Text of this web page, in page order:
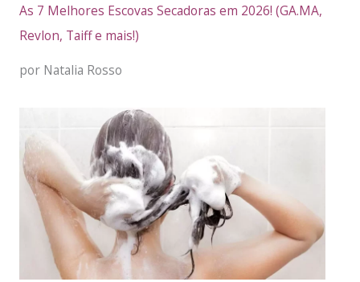
As 7 Melhores Escovas Secadoras em 2026! (GA.MA,
Revlon, Taiff e mais!)
por Natalia Rosso